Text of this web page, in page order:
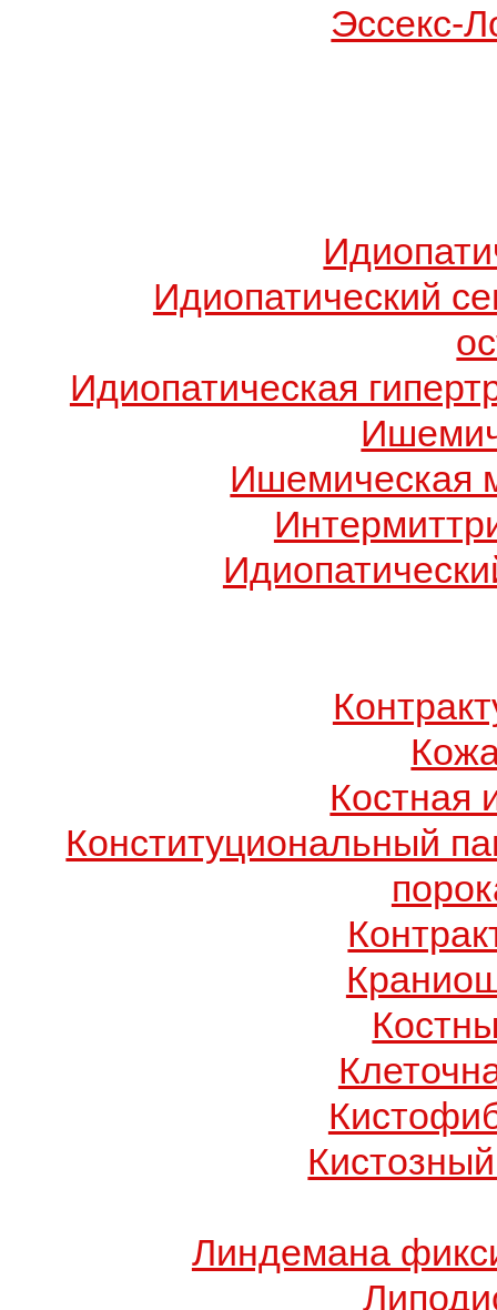
Эссекс-
Идиопатический
Идиопатическая
Ишемическая
Костная
Конституциональный
Линдемана